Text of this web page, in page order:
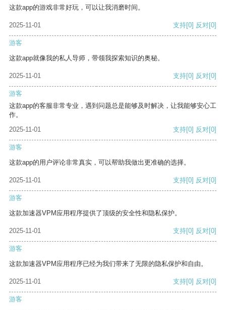
这款app的游戏非常好玩，可以让我消磨时间。
2025-11-01 支持[0] 反对[0]
游客
这款app就像我的私人导师，带领我探索知识的奥秘。
2025-11-01 支持[0] 反对[0]
游客
这款app的客服非常专业，遇到问题总是能够及时解决，让我能够安心工
作。
2025-11-01
支持[0] 反对[0]
游客
这款app的用户评论非常真实，可以帮助我做出更准确的选择。
2025-11-01 支持[0] 反对[0]
游客
这款加速器VPM应用程序提供了顶级的安全性和隐私保护。
2025-11-01 支持[0] 反对[0]
游客
这款加速器VPM应用程序已经为我们带来了无限的隐私保护和自由。
2025-11-01 支持[0] 反对[0]
游客